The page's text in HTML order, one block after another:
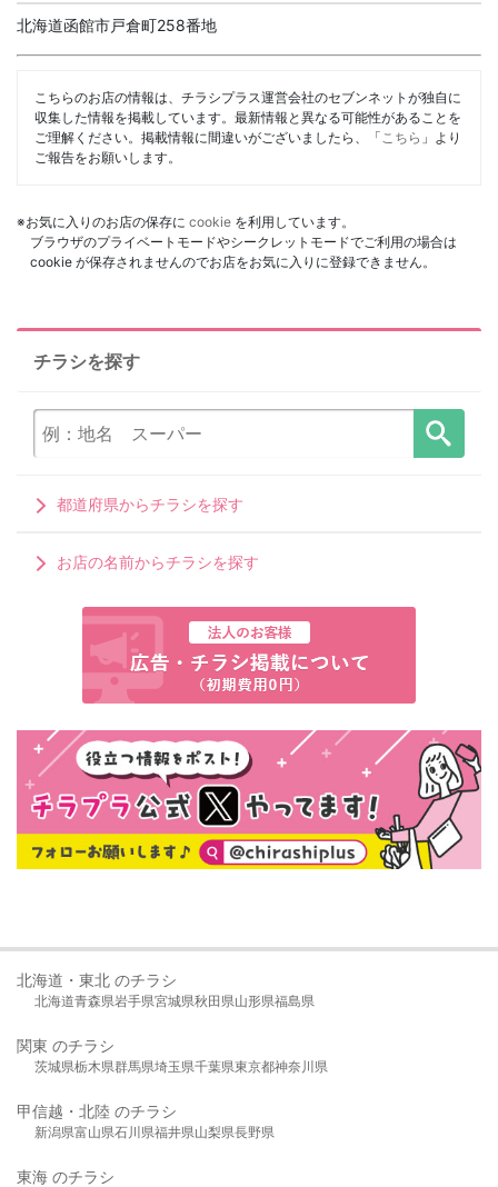
北海道函館市戸倉町258番地
こちらのお店の情報は、チラシプラス運営会社のセブンネットが独自に
収集した情報を掲載しています。最新情報と異なる可能性があることを
ご理解ください。掲載情報に間違いがございましたら、「 こちら 」より
ご報告をお願いします。
※お気に入りのお店の保存に cookie を利用しています。
ブラウザのプライベートモードやシークレットモードでご利用の場合は
cookie が保存されませんのでお店をお気に入りに登録できません。
チラシを探す
都道府県からチラシを探す
お店の名前からチラシを探す
北海道・東北 のチラシ
北海道青森県岩手県宮城県秋田県山形県福島県
関東 のチラシ
茨城県栃木県群馬県埼玉県千葉県東京都神奈川県
甲信越・北陸 のチラシ
新潟県富山県石川県福井県山梨県長野県
東海 のチラシ